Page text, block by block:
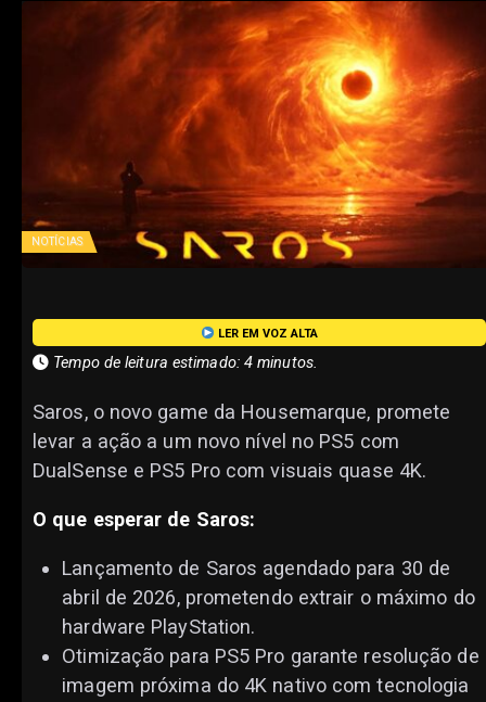
SOBRE NÓS
NOTÍCIAS
LER EM VOZ ALTA
Tempo de leitura estimado: 4 minutos.
Saros, o novo game da Housemarque, promete
levar a ação a um novo nível no PS5 com
DualSense e PS5 Pro com visuais quase 4K.
O que esperar de Saros:
Lançamento de Saros agendado para 30 de
abril de 2026, prometendo extrair o máximo do
hardware PlayStation.
Otimização para PS5 Pro garante resolução de
imagem próxima do 4K nativo com tecnologia